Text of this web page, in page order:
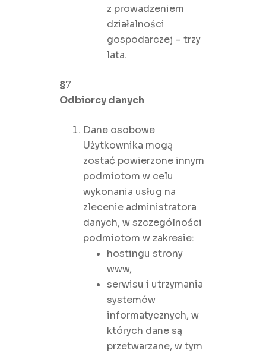
z prowadzeniem
działalności
gospodarczej – trzy
lata.
§7
Odbiorcy danych
Dane osobowe
Użytkownika mogą
zostać powierzone innym
podmiotom w celu
wykonania usług na
zlecenie administratora
danych, w szczególności
podmiotom w zakresie:
hostingu strony
www,
serwisu i utrzymania
systemów
informatycznych, w
których dane są
przetwarzane, w tym